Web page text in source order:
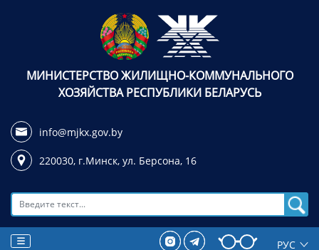
МИНИСТЕРСТВО ЖИЛИЩНО-КОММУНАЛЬНОГО
ХОЗЯЙСТВА РЕСПУБЛИКИ БЕЛАРУСЬ
info@mjkx.gov.by
220030, г.Минск, ул. Берсона, 16
Поиск